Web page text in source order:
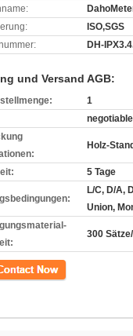
ISO,SGS
DH-
und Versand AGB:
1
negotiable
Holz-
5 Tage
L/C, D/A,
Union,
300